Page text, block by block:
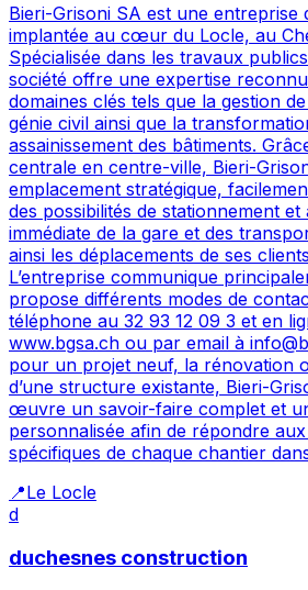
Bieri-Grisoni SA est une entreprise
implantée au cœur du Locle, au
Spécialisée dans les travaux
société offre une expertise
domaines clés tels que la gestion
génie civil ainsi que la
assainissement des bâtiments.
centrale en centre-ville, Bieri-
emplacement stratégique,
des possibilités de stationnement et
immédiate de la gare et des
ainsi les déplacements de ses
L’entreprise communique
propose différents modes de
téléphone au 32 93 12 09 3 et en
www.bgsa.ch ou par email à
pour un projet neuf, la rénovation
d’une structure existante, Bieri-
œuvre un savoir-faire complet et
personnalisée afin de répondre
spécifiques de chaque chantier
📍Le Locle
d
duchesnes construction